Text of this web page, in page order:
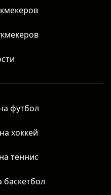
футбол
хоккей
теннис